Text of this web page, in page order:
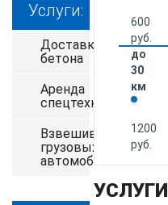
Услуги:
Доставка
бетона
Аренда
спецтехники
Взвешивание
грузовых
автомобилей
600
руб.
до
30
км
1200
руб.
УСЛУГИ